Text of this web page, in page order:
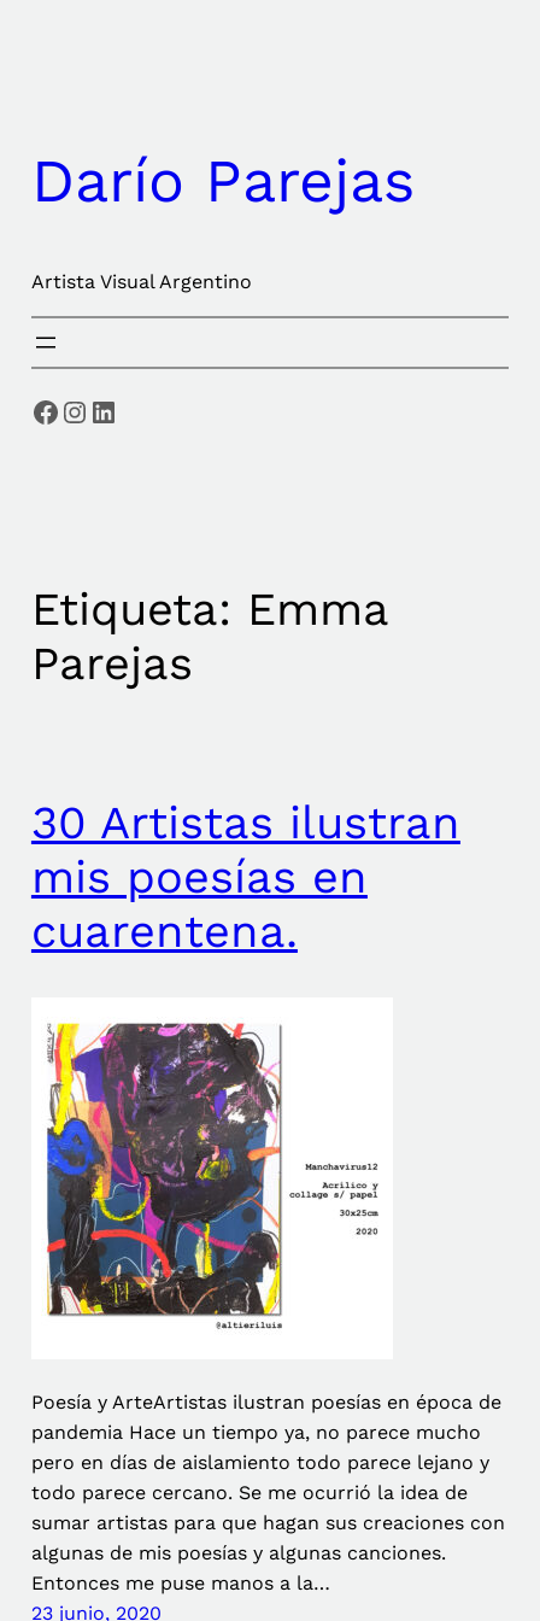
Darío Parejas
Artista Visual Argentino
Facebook Instagram LinkedIn
Etiqueta: Emma
Parejas
30 Artistas ilustran
mis poesías en
cuarentena.
Poesía y ArteArtistas ilustran poesías en época de
pandemia Hace un tiempo ya, no parece mucho
pero en días de aislamiento todo parece lejano y
todo parece cercano. Se me ocurrió la idea de
sumar artistas para que hagan sus creaciones con
algunas de mis poesías y algunas canciones.
Entonces me puse manos a la…
23 junio, 2020